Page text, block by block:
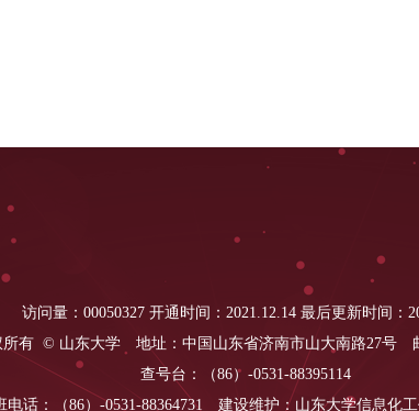
访问量： 00050327 开通时间： 2021.12.14 最后更新时间：
所有 © 山东大学 地址：中国山东省济南市山大南路27号
查号台：（86）-0531-88395114
电话：（86）-0531-88364731 建设维护：山东大学信息